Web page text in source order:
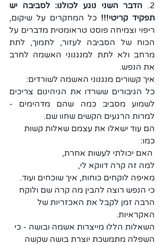
2.
תפקיד קריטי!!!
את הנפש.
איך קשורים מנגנוני האשמה לשורדים:
למרות הרגעים הקשים שחוו שם.
הם עוד ישאלו את עצמם שאלות קשות
כמו:
האם יכולתי לעשות אחרת,
למה זה קרה דווקא לי,
מאיפה לוקחים כוחות, איך שוכחים ועוד.
כי הנפש רוצה להבין מה קרה שם ולוקח
הרבה זמן לקבל את האכזריות של
האקראיות.
השאלות הללו מייצרות אשמה ובושה - כי
השפלה מתמשכת יוצרת בושה שקשה